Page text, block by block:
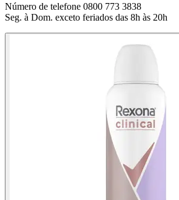
Número de telefone 0800 773 3838
Seg. à Dom. exceto feriados das 8h às 20h